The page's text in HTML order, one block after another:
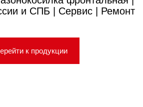
и СПБ | Сервис | Ремонт
к продукции